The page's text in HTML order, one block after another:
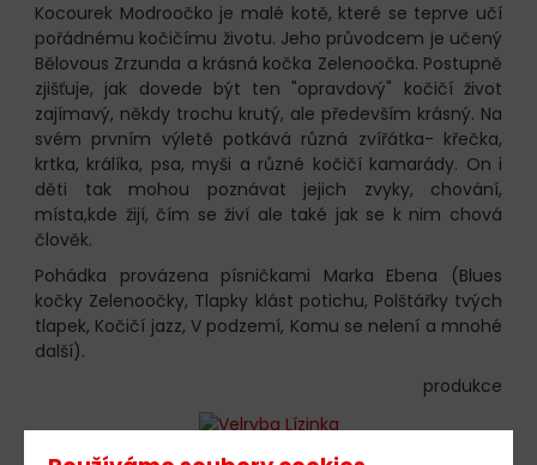
Kocourek Modroočko je malé kotě, které se teprve učí
pořádnému kočičímu životu. Jeho průvodcem je učený
Bělovous Zrzunda a krásná kočka Zelenoočka. Postupně
zjišťuje, jak dovede být ten "opravdový" kočičí život
zajímavý, někdy trochu krutý, ale především krásný. Na
svém prvním výletě potkává různá zvířátka- křečka,
krtka, králíka, psa, myši a různé kočičí kamarády. On i
děti tak mohou poznávat jejich zvyky, chování,
místa,kde žijí, čím se živí ale také jak se k nim chová
člověk.
Pohádka provázena písničkami Marka Ebena (Blues
kočky Zelenoočky, Tlapky klást potichu, Polštářky tvých
tlapek, Kočičí jazz, V podzemí, Komu se nelení a mnohé
další).
produkce